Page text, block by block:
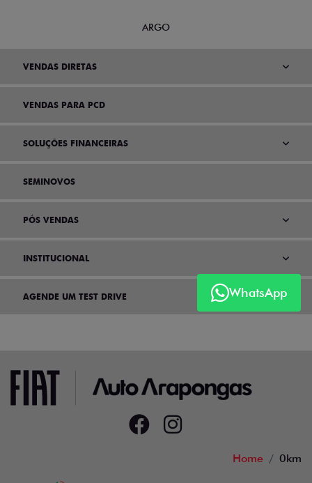
WhatsApp
ARGO
VENDAS DIRETAS
VENDAS PARA PCD
SOLUÇÕES FINANCEIRAS
SEMINOVOS
PÓS VENDAS
INSTITUCIONAL
AGENDE UM TEST DRIVE
Home 0km